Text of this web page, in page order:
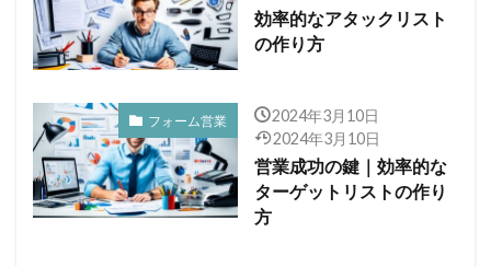
効率的なアタックリスト
の作り方
フォーム営業
2024年3月10日
2024年3月10日
営業成功の鍵｜効率的な
ターゲットリストの作り
方